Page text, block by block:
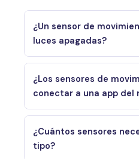
¿Un sensor de
luces apagadas?
¿Los sensores de
conectar a una app del
¿Cuántos sensores
tipo?